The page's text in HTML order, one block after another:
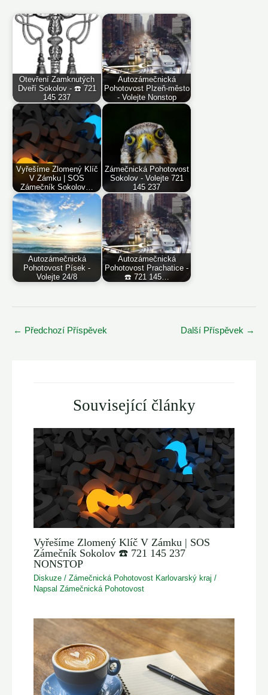
Otevření Zamknutých
Dveří Sokolov - ☎️ 721
145 237
Autozámečnická
Pohotovost Plzeň-město
- Volejte Nonstop
Vyřešíme Zlomený Klíč
V Zámku | SOS
Zámečník Sokolov…
Zámečnická Pohotovost
Sokolov - Volejte 721
145 237
Autozámečnická
Pohotovost Písek -
Volejte 24/8
Autozámečnická
Pohotovost Prachatice -
☎️ 721 145…
Post
← Předchozí Příspěvek Další Příspěvek →
Související články
Vyřešíme Zlomený Klíč V Zámku | SOS
Zámečník Sokolov ☎️ 721 145 237
NONSTOP
Diskuze /Zámečnická Pohotovost Karlovarský kraj /
NapsalZámečnická Pohotovost